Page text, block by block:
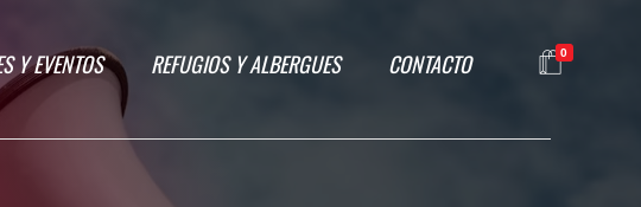
Y EVENTOS REFUGIOS Y ALBERGUES CONTACTO 0